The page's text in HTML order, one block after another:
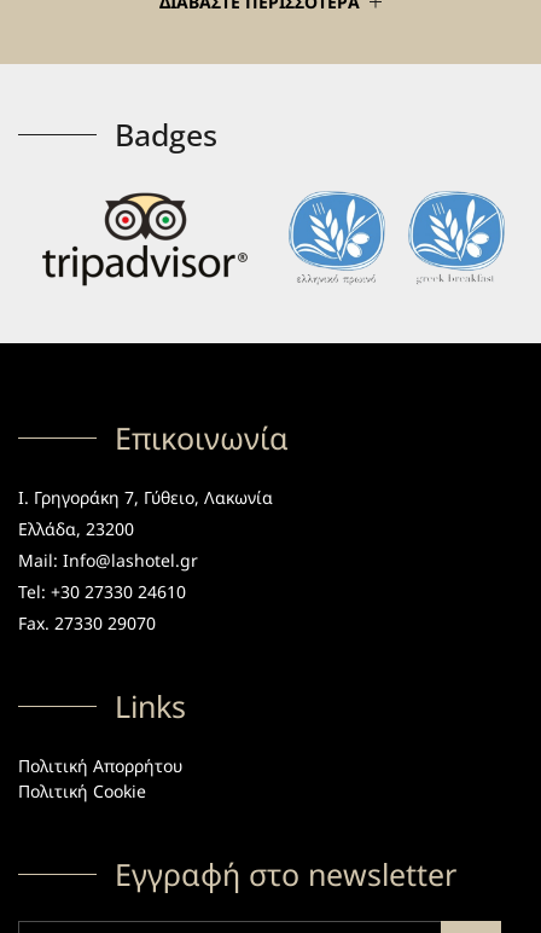
Badges
Επικοινωνία
Ι. Γρηγοράκη 7, Γύθειο, Λακωνία
Ελλάδα, 23200
Mail: Info@lashotel.gr
Tel: +30 27330 24610
Fax. 27330 29070
Links
Πολιτική Απορρήτου
Πολιτική Cookie
Εγγραφή στο newsletter